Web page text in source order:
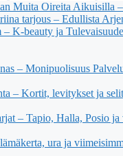
Muita Oireita Aikuisilla
tarjous – Edullista
K-beauty ja
– Monipuolisuus
– Kortit, levitykset ja
– Tapio, Halla, Posio
ura ja